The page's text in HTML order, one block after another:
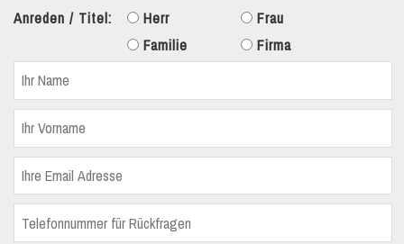
Anreden / Titel: Herr
Frau
Familie
Firma